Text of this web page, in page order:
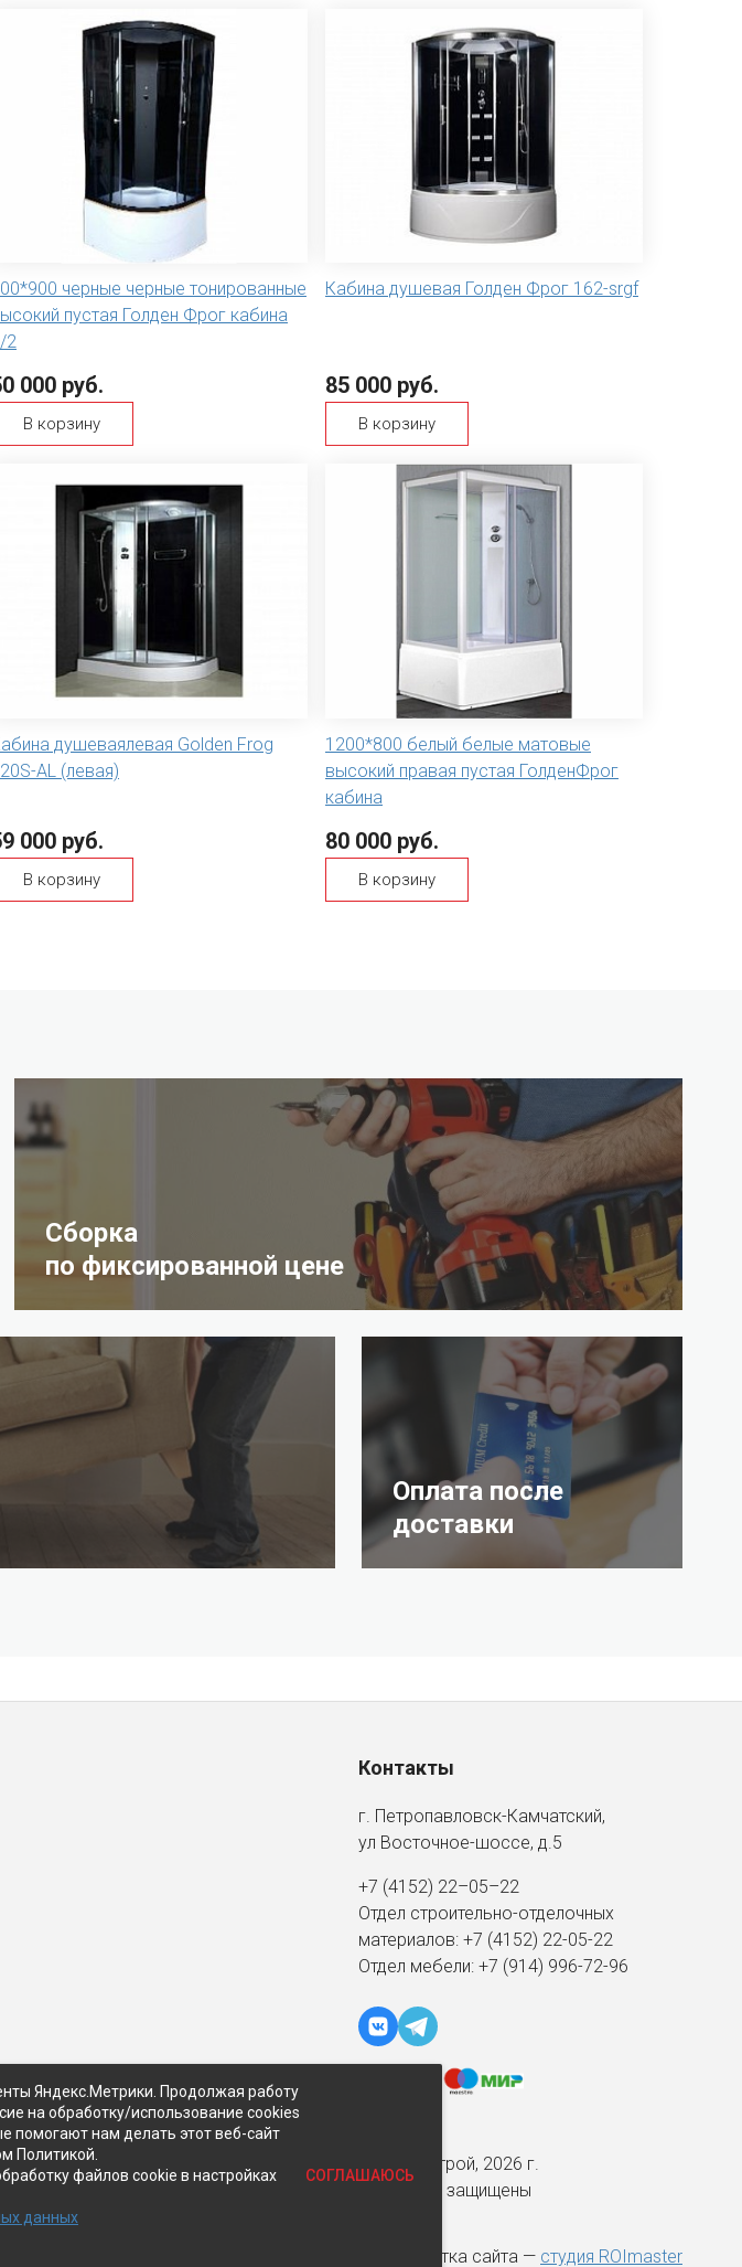
черные черные тонированные
пустая Голден Фрог кабина
2
000 руб.
В корзину
Кабина душевая Голден Фрог 162-srgf
85 000 руб.
В корзину
душеваялевая Golden Frog
AL (левая)
000 руб.
В корзину
1200*800 белый белые матовые
высокий правая пустая ГолденФрог
кабина
80 000 руб.
В корзину
Оплата после
доставки
Сборка
по фиксированной цене
Контакты
г. Петропавловск-Камчатский,
ул Восточное-шоссе, д.5
+7 (4152) 22–05–22
Отдел строительно-отделочных
материалов: +7 (4152) 22-05-22
Отдел мебели: +7 (914) 996-72-96
© Экспострой, 2026 г.
Все права защищены
Разработка сайта — студия ROImaster
Яндекс.Метрики. Продолжая работу
на обработку/использование cookies
помогают нам делать этот веб-сайт
Политикой.
файлов cookie в настройках
данных
СОГЛАШАЮСЬ